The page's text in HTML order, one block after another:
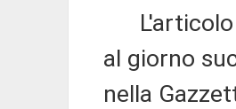
L'articolo
al giorno
nella